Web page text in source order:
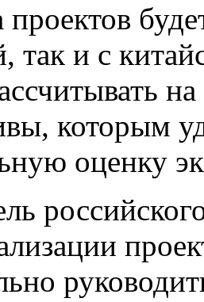
проектов
так и с
которым
оценку